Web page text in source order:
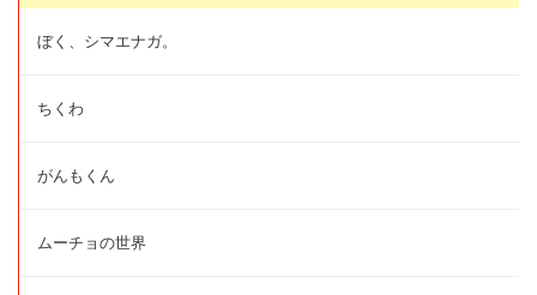
ぼく、シマエナガ。
ちくわ
がんもくん
ムーチョの世界